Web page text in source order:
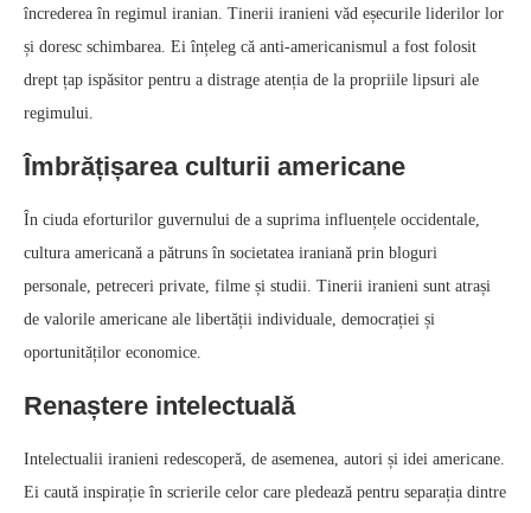
încrederea în regimul iranian. Tinerii iranieni văd eșecurile liderilor lor
și doresc schimbarea. Ei înțeleg că anti-americanismul a fost folosit
drept țap ispăsitor pentru a distrage atenția de la propriile lipsuri ale
regimului.
Îmbrățișarea culturii americane
În ciuda eforturilor guvernului de a suprima influențele occidentale,
cultura americană a pătruns în societatea iraniană prin bloguri
personale, petreceri private, filme și studii. Tinerii iranieni sunt atrași
de valorile americane ale libertății individuale, democrației și
oportunităților economice.
Renaștere intelectuală
Intelectualii iranieni redescoperă, de asemenea, autori și idei americane.
Ei caută inspirație în scrierile celor care pledează pentru separația dintre